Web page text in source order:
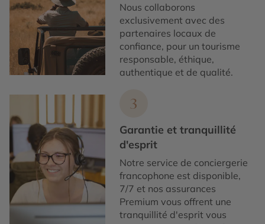
Nous collaborons
exclusivement avec des
partenaires locaux de
confiance, pour un tourisme
responsable, éthique,
authentique et de qualité.
3
Garantie et tranquillité
d'esprit
Notre service de conciergerie
francophone est disponible,
7/7 et nos assurances
Premium vous offrent une
tranquillité d'esprit vous